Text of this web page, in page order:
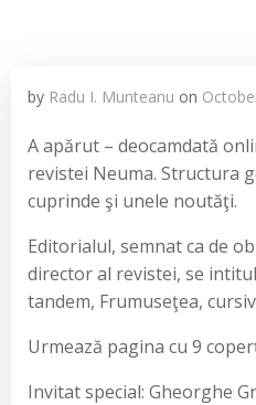
by Radu I. Munteanu on
A apărut – deocamdată
revistei Neuma. Structura
cuprinde şi unele noutăţi.
Editorialul, semnat ca de
director al revistei, se
tandem, Frumuseţea,
Urmează pagina cu 9
Invitat special: Gheorghe